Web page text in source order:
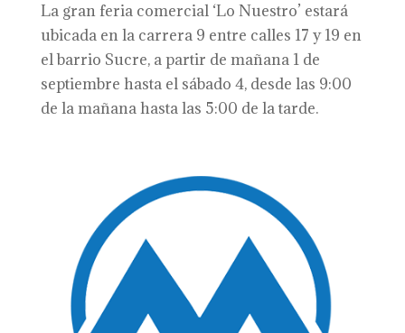
La gran feria comercial ‘Lo Nuestro’ estará
ubicada en la carrera 9 entre calles 17 y 19 en
el barrio Sucre, a partir de mañana 1 de
septiembre hasta el sábado 4, desde las 9:00
de la mañana hasta las 5:00 de la tarde.